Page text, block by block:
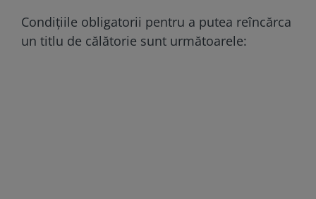
Condițiile obligatorii pentru a putea reîncărca
un titlu de călătorie sunt următoarele: